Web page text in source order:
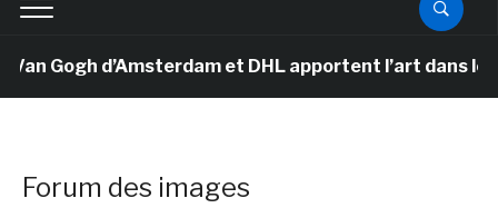
Van Gogh d’Amsterdam et DHL apportent l’art dans
Forum des images